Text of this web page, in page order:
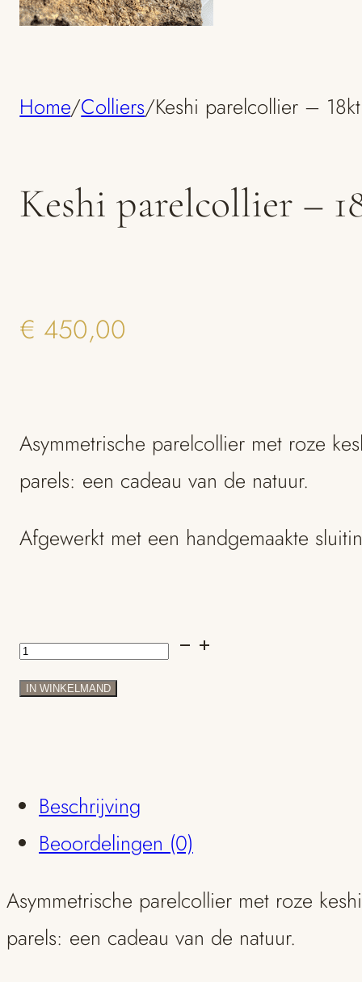
Home/Colliers/Keshi parelcollier –
Keshi parelcollier –
€ 450,00
Asymmetrische parelcollier met roze
parels: een cadeau van de natuur.
Afgewerkt met een handgemaakte
Keshi
parelcollier
gouden
sluiting
IN WINKELMAND
Beschrijving
Beoordelingen (0)
Asymmetrische parelcollier met roze
parels: een cadeau van de natuur.